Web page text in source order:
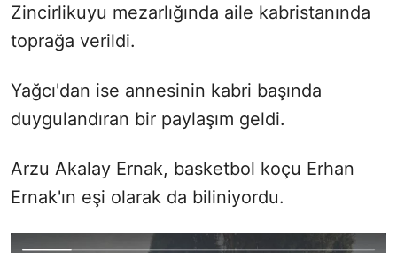
Zincirlikuyu mezarlığında aile kabristanında
toprağa verildi.
Yağcı'dan ise annesinin kabri başında
duygulandıran bir paylaşım geldi.
Arzu Akalay Ernak, basketbol koçu Erhan
Ernak'ın eşi olarak da biliniyordu.